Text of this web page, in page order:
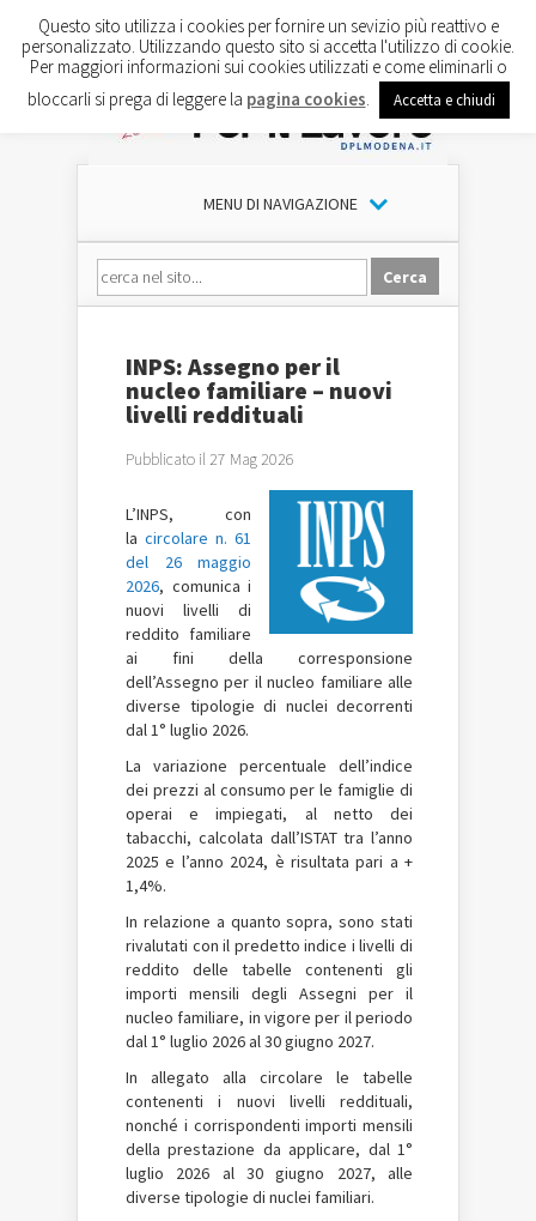
MENU DI NAVIGAZIONE
INPS: Assegno per il
nucleo familiare – nuovi
livelli reddituali
Pubblicato il 27 Mag 2026
L’INPS, con
la circolare n. 61
del 26 maggio
2026, comunica i
nuovi livelli di
reddito familiare
ai fini della corresponsione
dell’Assegno per il nucleo familiare alle
diverse tipologie di nuclei decorrenti
dal 1° luglio 2026.
La variazione percentuale dell’indice
dei prezzi al consumo per le famiglie di
operai e impiegati, al netto dei
tabacchi, calcolata dall’ISTAT tra l’anno
2025 e l’anno 2024, è risultata pari a +
1,4%.
In relazione a quanto sopra, sono stati
rivalutati con il predetto indice i livelli di
reddito delle tabelle contenenti gli
importi mensili degli Assegni per il
nucleo familiare, in vigore per il periodo
dal 1° luglio 2026 al 30 giugno 2027.
In allegato alla circolare le tabelle
contenenti i nuovi livelli reddituali,
nonché i corrispondenti importi mensili
della prestazione da applicare, dal 1°
luglio 2026 al 30 giugno 2027, alle
diverse tipologie di nuclei familiari.
Questo sito utilizza i cookies per fornire un sevizio più reattivo e
personalizzato. Utilizzando questo sito si accetta l'utilizzo di cookie.
Per maggiori informazioni sui cookies utilizzati e come eliminarli o
bloccarli si prega di leggere la pagina cookies Accetta e chiudi